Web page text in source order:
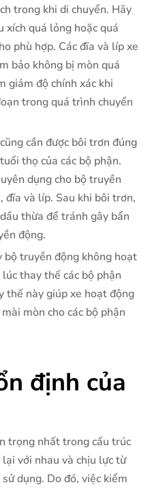
trong khi di chuyển. Hãy
xích quá lỏng hoặc quá
phù hợp. Các đĩa và líp xe
bảo không bị mòn quá
giảm độ chính xác khi
trong quá trình chuyển
cần được bôi trơn đúng
thọ của các bộ phận.
dụng cho bộ truyền
đĩa và líp. Sau khi bôi trơn,
thừa để tránh gây bẩn
động.
bộ truyền động không hoạt
thay thế các bộ phận
thế này giúp xe hoạt động
mòn cho các bộ phận
định của
trọng nhất trong cấu trúc
với nhau và chịu lực từ
dụng. Do đó, việc kiểm